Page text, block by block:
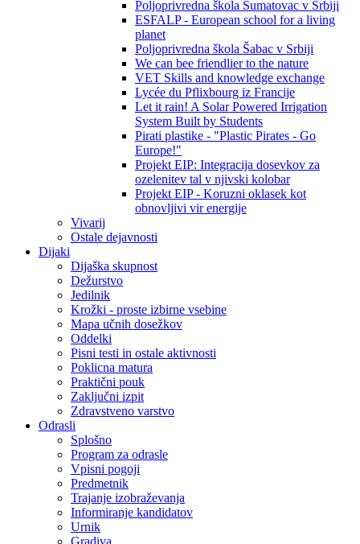
Poljoprivredna škola Šumatovac v Srbiji
ESFALP - European school for a living
planet
Poljoprivredna škola Šabac v Srbiji
We can bee friendlier to the nature
VET Skills and knowledge exchange
Lycée du Pflixbourg iz Francije
Let it rain! A Solar Powered Irrigation
System Built by Students
Pirati plastike - "Plastic Pirates - Go
Europe!"
Projekt EIP: Integracija dosevkov za
ozelenitev tal v njivski kolobar
Projekt EIP - Koruzni oklasek kot
obnovljivi vir energije
Vivarij
Ostale dejavnosti
Dijaki
Dijaška skupnost
Dežurstvo
Jedilnik
Krožki - proste izbirne vsebine
Mapa učnih dosežkov
Oddelki
Pisni testi in ostale aktivnosti
Poklicna matura
Praktični pouk
Zaključni izpit
Zdravstveno varstvo
Odrasli
Splošno
Program za odrasle
Vpisni pogoji
Predmetnik
Trajanje izobraževanja
Informiranje kandidatov
Urnik
Gradiva